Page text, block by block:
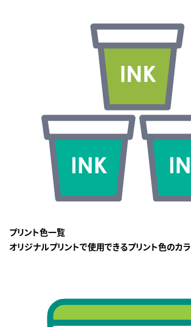
プリント色一覧
オリジナルプリントで使用できるプリント色のカ